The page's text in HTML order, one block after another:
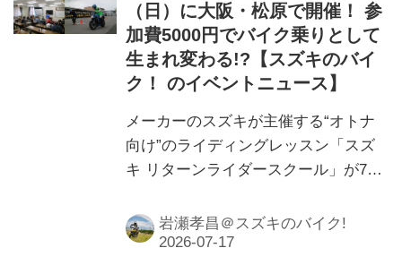
（日）に大阪・松原で開催！ 参
加費5000円でバイク乗りとして
生まれ変わる!?【スズキのバイ
ク！ のイベントニュース】
メーカーのスズキが主催する“オトナ
向け”のライディングレッスン「スズ
キ リターンライダースクール」が7月
あるけど何年も乗っていない方やリタ
ーンライダーにおすすめの安全運転ス
岩瀬孝昌＠スズキのバイク!